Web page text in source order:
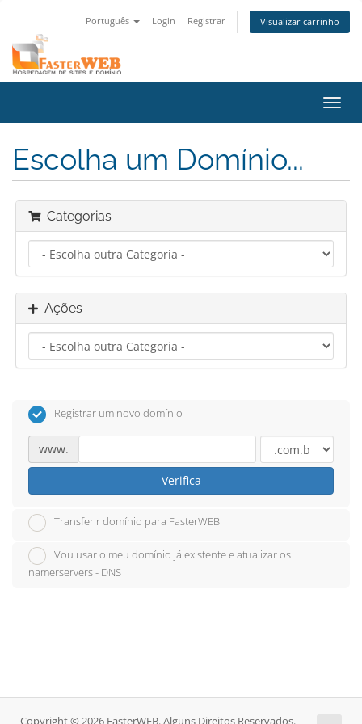
Português Login Registrar Visualizar carrinho
Escolha um Domínio...
Categorias
Ações
Registrar um novo domínio
www.
Verifica
Transferir domínio para FasterWEB
Vou usar o meu domínio já existente e atualizar os
namerservers - DNS
Copyright © 2026 FasterWEB. Alguns Direitos Reservados.